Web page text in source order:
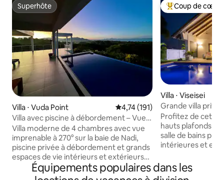
Superhôte
Superhôte
Villa ⋅ Vuda Point Évaluation moyenne sur la
4,74 (191)
Villa avec piscine à débordement – Vue
panoramique sur l'océan
Villa moderne de 4 chambres avec vue
imprenable à 270° sur la baie de Nadi,
piscine privée à débordement et grands
espaces de vie intérieurs et extérieurs
parfaits pour se détendre/se divertir. À
seulement 5 à 10 minutes à pied d'une
Coups de cœur
Coup de cœur
Villa ⋅ Viseisei
Grande villa
piscine et
Profitez de cette
hauts plafonds
salle de bains
intérieures et
parfaite pour une
un voyageur seul ! Grande piscine,
Équipements populaires dans les